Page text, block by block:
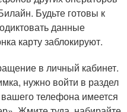
Будьте готовы к
данные
карту заблокируют.
в личный кабинет.
нужно войти в раздел
телефона имеется